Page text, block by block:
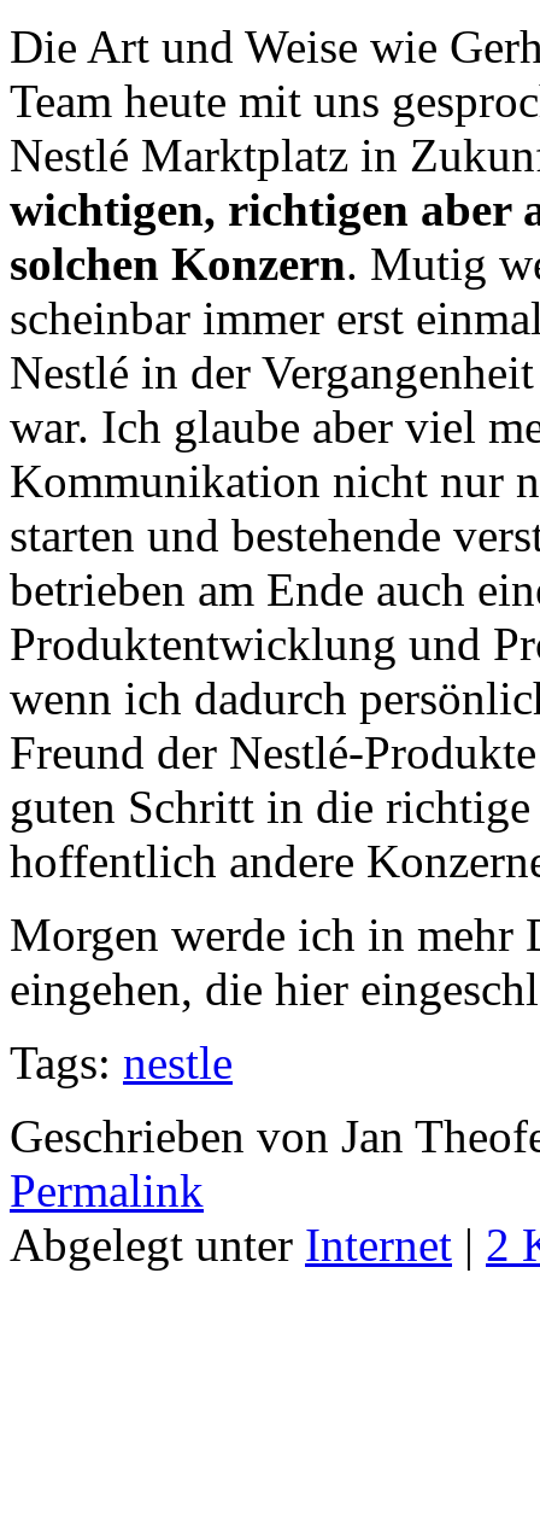
Die Art und Weise wie
Team heute mit uns
Nestlé Marktplatz in
wichtigen, richtigen aber
solchen Konzern. Mutig
scheinbar immer erst
Nestlé in der
war. Ich glaube aber viel
Kommunikation nicht nur
starten und bestehende
betrieben am Ende auch
Produktentwicklung und
wenn ich dadurch
Freund der Nestlé-
guten Schritt in die
hoffentlich andere
Morgen werde ich in mehr
eingehen, die hier
Tags: nestle
Geschrieben von Jan
Permalink
Abgelegt unter Internet | 2